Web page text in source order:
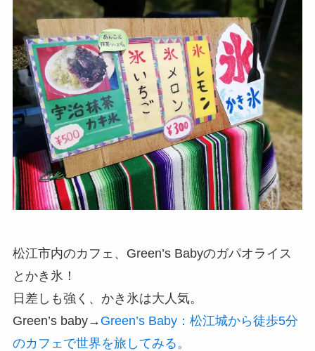
松江市内のカフェ、Green’s Babyのガパオライス
とかき氷！
日差しも強く、かき氷は大人気。
Green’s baby→ Green’s Baby：松江城から徒歩5分
のカフェで世界を旅してみる。